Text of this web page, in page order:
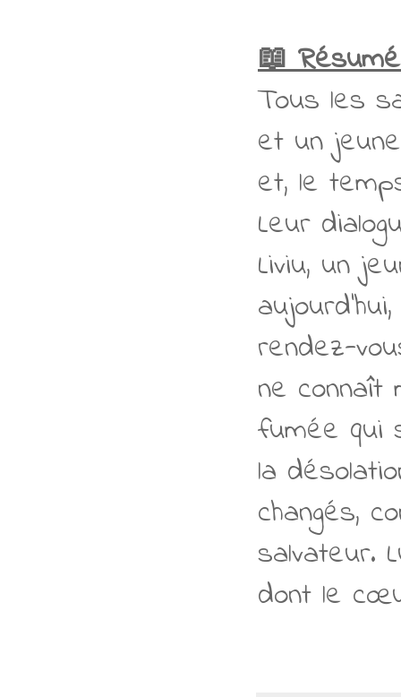
📖
Tous les
et un
et, le
Leur
Liviu, un
rendez-
ne connaît
fumée qui
la
changés,
salvateur.
dont le